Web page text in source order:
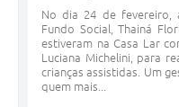
No dia 24 de fevereiro,
Fundo Social, Thainá
estiveram na Casa Lar
Luciana Michelini, para
crianças assistidas. Um
quem mais...